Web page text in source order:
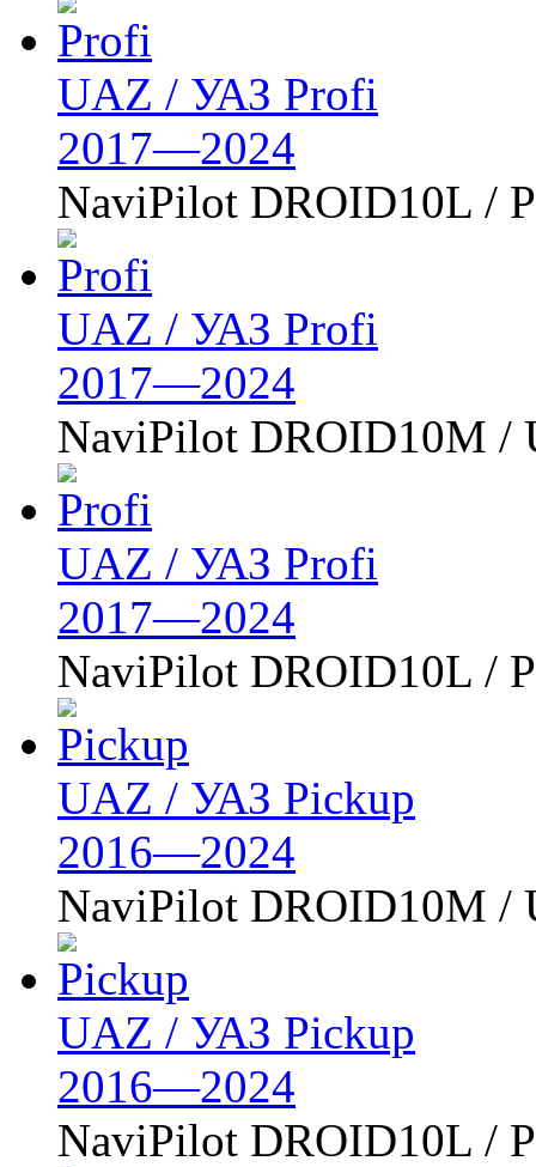
UAZ / УАЗ Profi
2017—2024
NaviPilot DROID10L /
UAZ / УАЗ Profi
2017—2024
NaviPilot DROID10M /
UAZ / УАЗ Profi
2017—2024
NaviPilot DROID10L /
UAZ / УАЗ Pickup
2016—2024
NaviPilot DROID10M /
UAZ / УАЗ Pickup
2016—2024
NaviPilot DROID10L /